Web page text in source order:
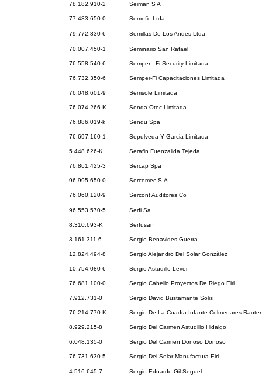
78.182.910-2 Seiman S A
77.483.650-0 Semefic Ltda
79.772.830-6 Semillas De Los Andes Ltda
70.007.450-1 Seminario San Rafael
76.558.540-6 Semper - Fi Security Limitada
76.732.350-6 Semper-Fi Capacitaciones Limitada
76.048.601-9 Semsole Limitada
76.074.266-K Senda-Otec Limitada
76.886.019-k Sendu Spa
76.697.160-1 Sepulveda Y Garcia Limitada
5.448.626-K Serafin Fuenzalida Tejeda
76.861.425-3 Sercap Spa
96.995.650-0 Sercomec S.A
76.060.120-9 Sercont Auditores Co
96.553.570-5 Serfi Sa
8.310.693-K Serfusan
3.161.311-6 Sergio Benavides Guerra
12.824.494-8 Sergio Alejandro Del Solar Gonzàlez
10.754.080-6 Sergio Astudillo Lever
76.681.100-0 Sergio Cabello Proyectos De Riego Eirl
7.912.731-0 Sergio David Bustamante Solis
76.214.770-K Sergio De La Cuadra Infante Colmenares
8.929.215-8 Sergio Del Carmen Astudillo Hidalgo
6.048.135-0 Sergio Del Carmen Donoso Donoso
76.731.630-5 Sergio Del Solar Manufactura Eirl
4.516.645-7 Sergio Eduardo Gil Seguel